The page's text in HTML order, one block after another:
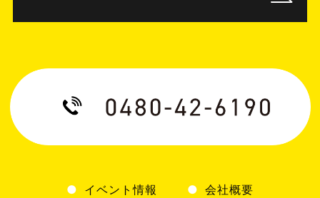
イベント情報 会社概要